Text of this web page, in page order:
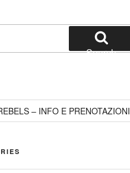
Search
– INFO E PRENOTAZIONI